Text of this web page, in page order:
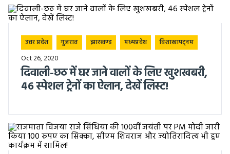
उत्तर प्रदेश गुजरात झारखण्ड मध्यप्रदेश विशाखापट्नम
Oct 26, 2020
दिवाली-छठ में घर जाने वालों के लिए खुशखबरी,
46 स्पेशल ट्रेनों का ऐलान, देखें लिस्ट!